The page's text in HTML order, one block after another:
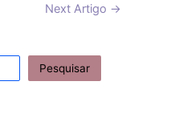
Next Artigo →
Pesquisar